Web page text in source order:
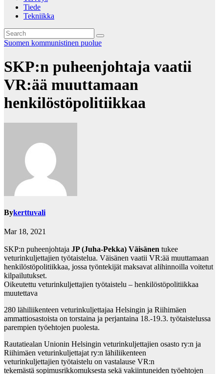
Tiede
Tekniikka
Suomen kommunistinen puolue
SKP:n puheenjohtaja vaatii
VR:ää muuttamaan
henkilöstöpolitiikkaa
Bykerttuvali
Mar 18, 2021
SKP:n puheenjohtaja JP (Juha-Pekka) Väisänen tukee
veturinkuljettajien työtaistelua. Väisänen vaatii VR:ää muuttamaan
henkilöstöpolitiikkaa, jossa työntekijät maksavat alihinnoilla voitetut
kilpailutukset.
Oikeutettu veturinkuljettajien työtaistelu – henkilöstöpolitiikkaa
muutettava
280 lähiliikenteen veturinkuljettajaa Helsingin ja Riihimäen
ammattiosastoista on torstaina ja perjantaina 18.-19.3. työtaistelussa
parempien työehtojen puolesta.
Rautatiealan Unionin Helsingin veturinkuljettajien osasto ry:n ja
Riihimäen veturinkuljettajat ry:n lähiliikenteen
veturinkuljettajien työtaistelu on vastalause VR:n
tekemästä sopimusrikkomuksesta sekä vakiintuneiden työehtojen